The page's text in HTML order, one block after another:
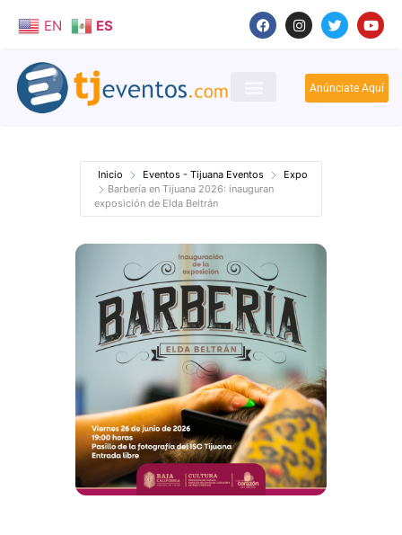
EN ES
Anúnciate Aquí
Inicio Eventos - Tijuana Eventos
Expo
Barbería en Tijuana 2026: inauguran
exposición de Elda Beltrán